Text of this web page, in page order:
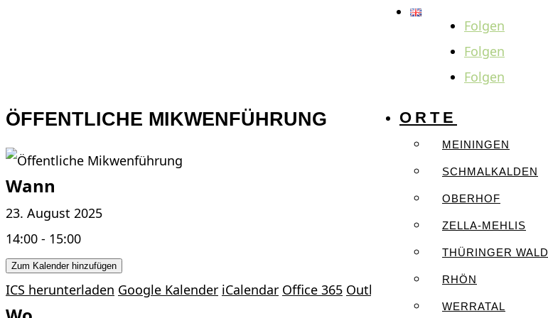
Folgen
Folgen
Folgen
ORTE
MEININGEN
SCHMALKALDEN
OBERHOF
ZELLA-MEHLIS
THÜRINGER WALD
RHÖN
WERRATAL
ÖFFENTLICHE MIKWENFÜHRUNG
Wann
23. August 2025
14:00 - 15:00
Zum Kalender hinzufügen
ICS herunterladen Google Kalender iCalendar Office 365 Outlook Live